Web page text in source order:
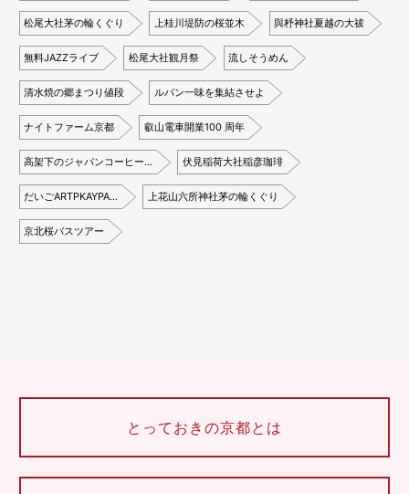
松尾大社茅の輪くぐり 上桂川堤防の桜並木 與杼神社夏越の大祓
無料JAZZライブ 松尾大社観月祭 流しそうめん
清水焼の郷まつり値段 ルパン一味を集結させよ
ナイトファーム京都 叡山電車開業100 周年
高架下のジャパンコーヒー… 伏見稲荷大社稲彦珈琲
だいごARTPKAYPA… 上花山六所神社茅の輪くぐり
京北桜バスツアー
とっておきの京都とは